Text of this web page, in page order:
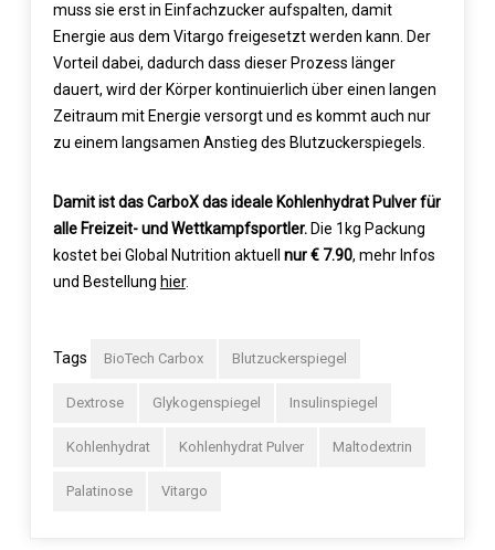
muss sie erst in Einfachzucker aufspalten, damit
Energie aus dem Vitargo freigesetzt werden kann. Der
Vorteil dabei, dadurch dass dieser Prozess länger
dauert, wird der Körper kontinuierlich über einen langen
Zeitraum mit Energie versorgt und es kommt auch nur
zu einem langsamen Anstieg des Blutzuckerspiegels.
Damit ist das CarboX das ideale Kohlenhydrat Pulver für
alle Freizeit- und Wettkampfsportler.Die 1kg Packung
kostet bei Global Nutrition aktuell nur € 7.90, mehr Infos
und Bestellung hier.
Tags BioTech Carbox Blutzuckerspiegel
Dextrose Glykogenspiegel Insulinspiegel
Kohlenhydrat Kohlenhydrat Pulver Maltodextrin
Palatinose Vitargo